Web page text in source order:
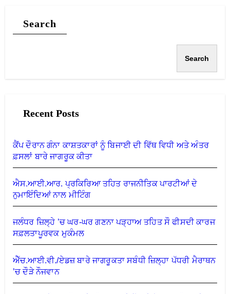
Search
Search
Recent Posts
ਕੈਂਪ ਦੌਰਾਨ ਗੰਨਾ ਕਾਸ਼ਤਕਾਰਾਂ ਨੂੰ ਬਿਜਾਈ ਦੀ ਵਿੱਥ ਵਿਧੀ ਅਤੇ ਅੰਤਰ
ਫ਼ਸਲਾਂ ਬਾਰੇ ਜਾਗਰੂਕ ਕੀਤਾ
ਐਸ.ਆਈ.ਆਰ. ਪ੍ਰਕਿਰਿਆ ਤਹਿਤ ਰਾਜਨੀਤਿਕ ਪਾਰਟੀਆਂ ਦੇ
ਨੁਮਾਇੰਦਿਆਂ ਨਾਲ ਮੀਟਿੰਗ
ਜਲੰਧਰ ਜ਼ਿਲ੍ਹੇ ’ਚ ਘਰ-ਘਰ ਗਣਨਾ ਪੜ੍ਹਾਅ ਤਹਿਤ ਸੌ ਫੀਸਦੀ ਕਾਰਜ
ਸਫ਼ਲਤਾਪੂਰਵਕ ਮੁਕੰਮਲ
ਐੱਚ.ਆਈ.ਵੀ./ਏਡਜ਼ ਬਾਰੇ ਜਾਗਰੂਕਤਾ ਸਬੰਧੀ ਜ਼ਿਲ੍ਹਾ ਪੱਧਰੀ ਮੈਰਾਥਨ
’ਚ ਦੌੜੇ ਨੌਜਵਾਨ